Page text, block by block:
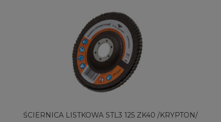
ŚCIERNICA LISTKOWA STL3 125 ZK40 /KRYPTON/